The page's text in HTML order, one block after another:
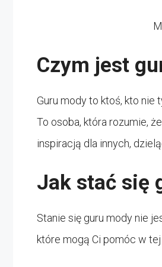
Czym jest
Guru mody to ktoś, kto nie
To osoba, która rozumie,
inspiracją dla innych,
Jak stać się
Stanie się guru mody nie
które mogą Ci pomóc w